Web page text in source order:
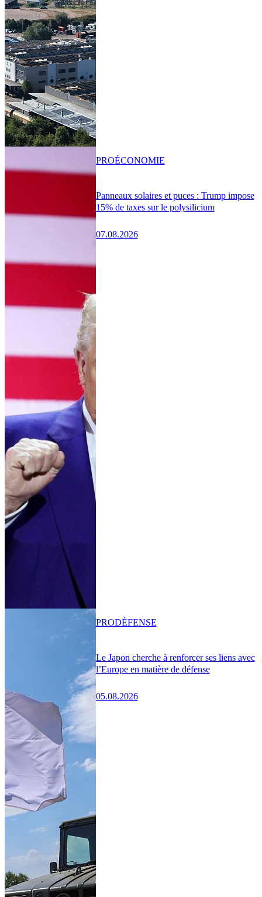
Panneaux solaires et puces : Trump impose
15% de taxes sur le polysilicium
07.08.2026
PROÉCONOMIE
Le Japon cherche à renforcer ses liens avec
l’Europe en matière de défense
05.08.2026
PRODÉFENSE